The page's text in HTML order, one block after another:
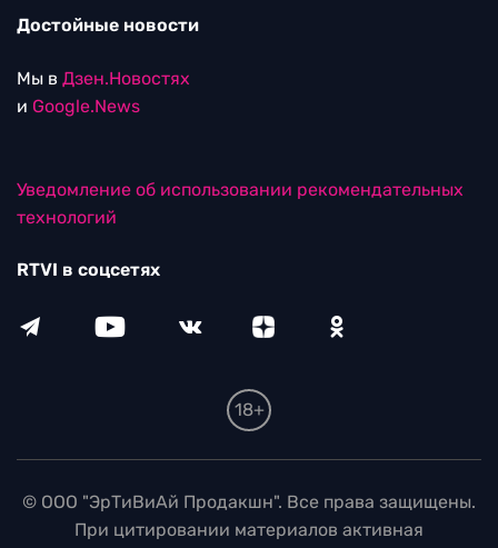
Достойные новости
Мы в Дзен.Новостях
и Google.News
Уведомление об использовании рекомендательных
технологий
RTVI в соцсетях
18+
© ООО "ЭрТиВиАй Продакшн". Все права защищены.
При цитировании материалов активная